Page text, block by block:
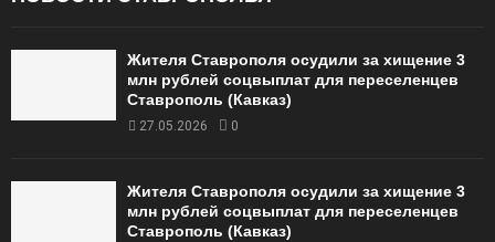
Жителя Ставрополя осудили за хищение 3
млн рублей соцвыплат для переселенцев
Ставрополь (Кавказ)
27.05.2026 0
Жителя Ставрополя осудили за хищение 3
млн рублей соцвыплат для переселенцев
Ставрополь (Кавказ)